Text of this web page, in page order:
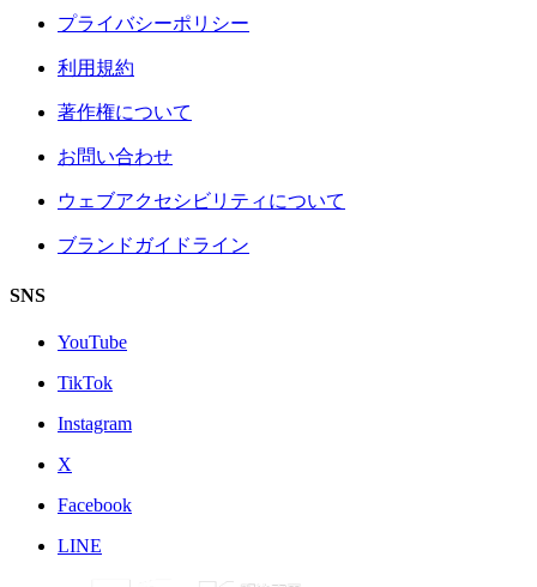
プライバシーポリシー
利用規約
著作権について
お問い合わせ
ウェブアクセシビリティについて
ブランドガイドライン
SNS
YouTube
TikTok
Instagram
X
Facebook
LINE